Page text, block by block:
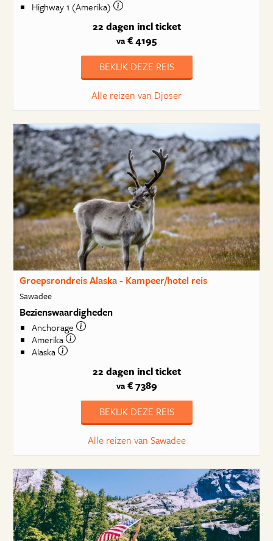
Highway 1 (Amerika)
22 dagen incl ticket
va € 4195
BEKIJK DEZE REIS
Alle reizen van Djoser
Groepsrondreis Alaska - Kampeer/hotel reis
Sawadee
Bezienswaardigheden
Anchorage
Amerika
Alaska
22 dagen incl ticket
va€ 7389
BEKIJK DEZE REIS
Alle reizen van Sawadee